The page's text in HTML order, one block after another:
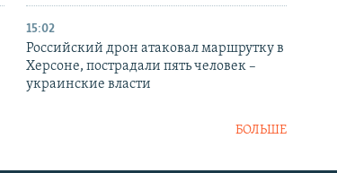
15:02
Российский дрон атаковал маршрутку в
Херсоне, пострадали пять человек –
украинские власти
БОЛЬШЕ